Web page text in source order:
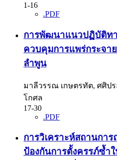
1-16
.PDF
การพัฒนาแนวปฏิบัติท
ควบคุมการแพร่กระจา
ลำพูน
มาลีวรรณ เกษตรทัต, ศศิป
โกศล
17-30
.PDF
การวิเคราะห์สถานกา
ป้องกันการตั้งครรภ์ซ้ำ